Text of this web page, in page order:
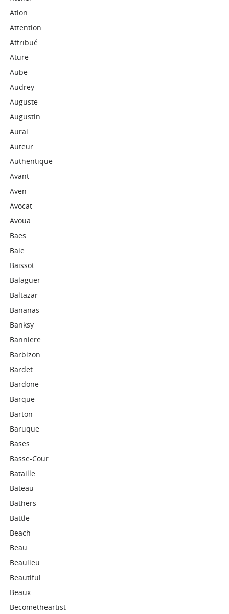
Ation
Attention
Attribué
Ature
Aube
Audrey
Auguste
Augustin
Aurai
Auteur
Authentique
Avant
Aven
Avocat
Avoua
Baes
Baie
Baissot
Balaguer
Baltazar
Bananas
Banksy
Banniere
Barbizon
Bardet
Bardone
Barque
Barton
Baruque
Bases
Basse-Cour
Bataille
Bateau
Bathers
Battle
Beach-
Beau
Beaulieu
Beautiful
Beaux
Becometheartist